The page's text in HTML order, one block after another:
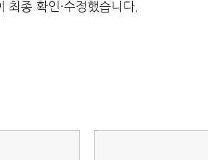
종 확인·수정했습니다.